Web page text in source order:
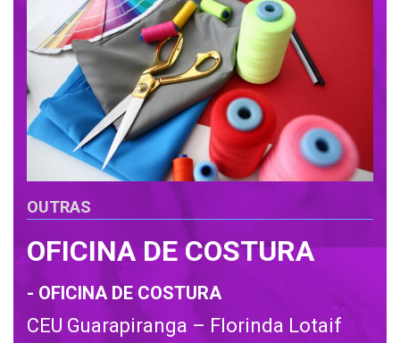
OUTRAS
OFICINA DE COSTURA
- OFICINA DE COSTURA
CEU Guarapiranga – Florinda Lotaif